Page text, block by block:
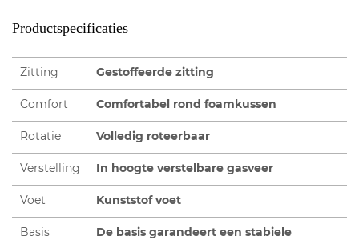
Productspecificaties
Zitting Gestoffeerde zitting
Comfort Comfortabel rond foamkussen
Rotatie Volledig roteerbaar
Verstelling In hoogte verstelbare gasveer
Voet Kunststof voet
Basis
De basis garandeert een stabiele